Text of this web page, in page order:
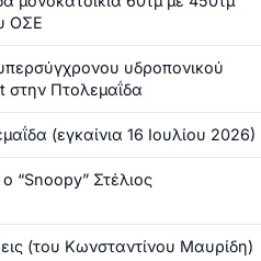
ΟΣΕ
υδροπονικού
στην Πτολεμαΐδα
(εγκαίνια 16 Ιουλίου 2026)
“Snoopy” Στέλιος
(του Κωνσταντίνου Μαυρίδη)